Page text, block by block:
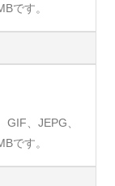
です。
、JEPG、
です。